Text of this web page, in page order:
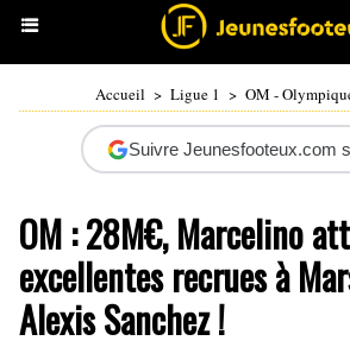
Accueil > Ligue 1 > OM -
Suivre Jeunesfooteux.com
OM : 28M€, Marcelino
excellentes recrues à
Alexis Sanchez !